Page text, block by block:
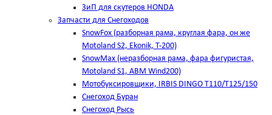
ЗиП для скутеров HONDA
Запчасти для Снегоходов
SnowFox (разборная рама, круглая фара, он же
Motoland S2, Ekonik, T-200)
SnowMax (неразборная рама, фара фигуристая,
Motoland S1, ABM Wind200)
Мотобуксировщики, IRBIS DINGO Т110/Т125/150
Снегоход Буран
Снегоход Рысь